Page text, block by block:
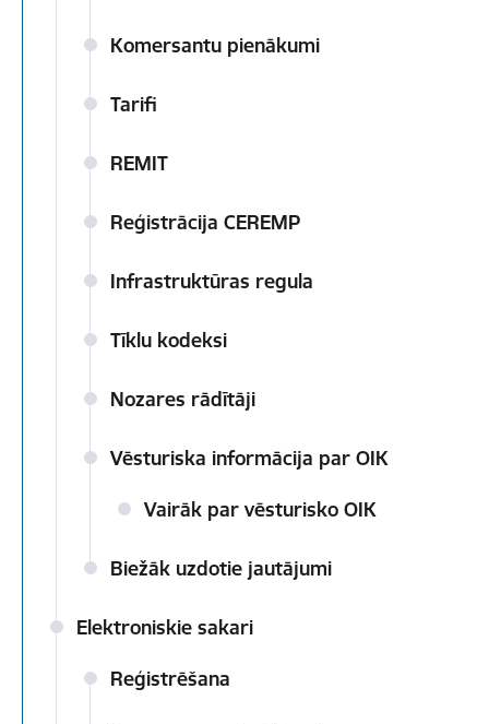
Komersantu pienākumi
Tarifi
REMIT
Reģistrācija CEREMP
Infrastruktūras regula
Tīklu kodeksi
Nozares rādītāji
Vēsturiska informācija par OIK
Vairāk par vēsturisko OIK
Biežāk uzdotie jautājumi
Elektroniskie sakari
Reģistrēšana